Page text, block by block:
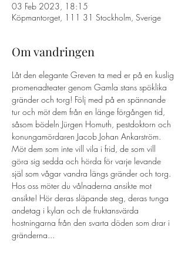
03 Feb 2023, 18:15
Köpmantorget, 111 31 Stockholm, Sverige
Om vandringen
Låt den elegante Greven ta med er på en kuslig
promenadteater genom Gamla stans spöklika
gränder och torg! Följ med på en spännande
tur och möt dem från en länge förgången tid,
såsom bödeln Jürgen Homuth, pestdoktorn och
konungamördaren Jacob Johan Ankarström.
Möt dem som inte vill vila i frid, de som vill
göra sig sedda och hörda för varje levande
själ som vågar vandra längs gränder och torg.
Hos oss möter du vålnaderna ansikte mot
ansikte! Hör deras släpande steg, deras tunga
andetag i kylan och de fruktansvärda
hostningarna från den svarta döden som drar i
gränderna...